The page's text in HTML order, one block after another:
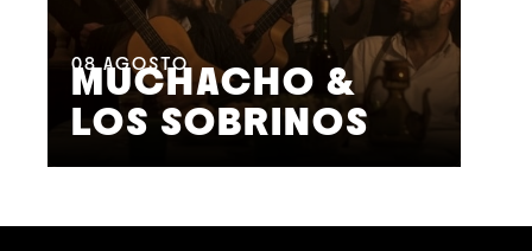
08 AGOSTO
MUCHACHO &
LOS SOBRINOS